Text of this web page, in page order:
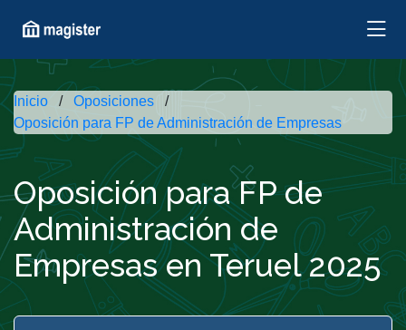
Inicio
Oposiciones
Oposición para FP de Administración de Empresas
Oposición para FP de
Administración de
Empresas en Teruel 2025